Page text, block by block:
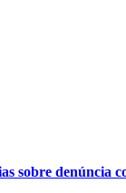
sobre denúncia